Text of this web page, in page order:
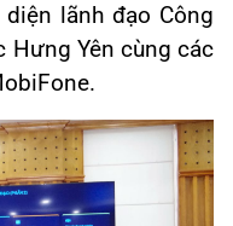
lãnh đạo Công
Hưng Yên cùng các